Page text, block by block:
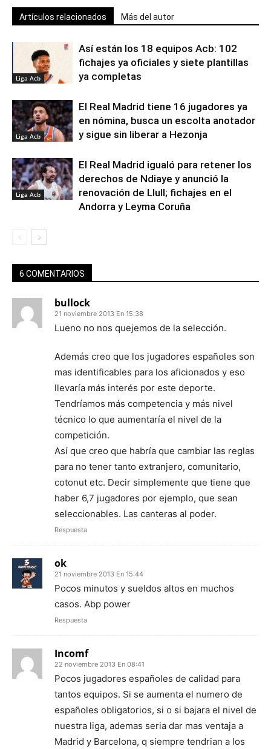
Artículos relacionados Más del autor
Liga Acb
Así están los 18 equipos Acb: 102
fichajes ya oficiales y siete plantillas
ya completas
Liga Acb
El Real Madrid tiene 16 jugadores ya
en nómina, busca un escolta anotador
y sigue sin liberar a Hezonja
Liga Acb
El Real Madrid igualó para retener los
derechos de Ndiaye y anunció la
renovación de Llull; fichajes en el
Andorra y Leyma Coruña
6 COMENTARIOS
bullock
21 noviembre 2013 En 15:38
Lueno no nos quejemos de la selección.
Además creo que los jugadores españoles son
mas identificables para los aficionados y eso
llevaría más interés por este deporte.
Tendríamos más competencia y más nivel
técnico lo que aumentaría el nivel de la
competición.
Así que creo que habría que cambiar las reglas
para no tener tanto extranjero, comunitario,
cotonut etc. Decir simplemente que tiene que
haber 6,7 jugadores por ejemplo, que sean
seleccionables. Las canteras al poder.
Respuesta
ok
21 noviembre 2013 En 15:44
Pocos minutos y sueldos altos en muchos
casos. Abp power
Respuesta
Incomf
22 noviembre 2013 En 08:41
Pocos jugadores españoles de calidad para
tantos equipos. Si se aumenta el numero de
españoles obligatorios, si o si bajara el nivel de
nuestra liga, ademas seria dar mas ventaja a
Madrid y Barcelona, q siempre tendrian a los